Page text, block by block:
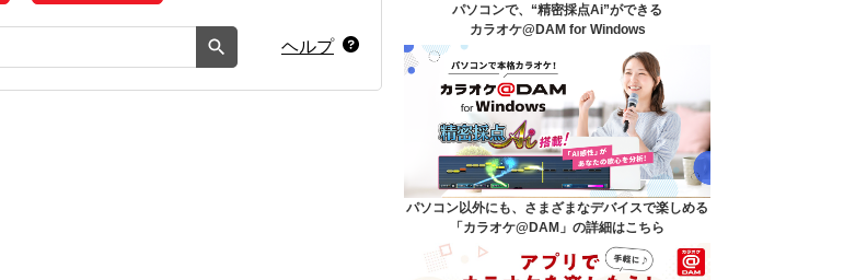
DAM★とも動画
DAM★とも録音
カラオケ＠DAM
ユーザー検索
キャンペーン
ヘルプ
パソコンで、“精密採点Ai”ができる
カラオケ@DAM for Windows
パソコン以外にも、さまざまなデバイスで楽しめる
「カラオケ@DAM」の詳細はこちら